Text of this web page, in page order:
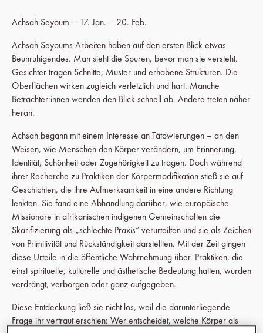
Achsah Seyoum – 17. Jan. – 20. Feb.
Achsah Seyoums Arbeiten haben auf den ersten Blick etwas
Beunruhigendes. Man sieht die Spuren, bevor man sie versteht.
Gesichter tragen Schnitte, Muster und erhabene Strukturen. Die
Oberflächen wirken zugleich verletzlich und hart. Manche
Betrachter:innen wenden den Blick schnell ab. Andere treten näher
heran.
Achsah begann mit einem Interesse an Tätowierungen – an den
Weisen, wie Menschen den Körper verändern, um Erinnerung,
Identität, Schönheit oder Zugehörigkeit zu tragen. Doch während
ihrer Recherche zu Praktiken der Körpermodifikation stieß sie auf
Geschichten, die ihre Aufmerksamkeit in eine andere Richtung
lenkten. Sie fand eine Abhandlung darüber, wie europäische
Missionare in afrikanischen indigenen Gemeinschaften die
Skarifizierung als „schlechte Praxis“ verurteilten und sie als Zeichen
von Primitivität und Rückständigkeit darstellten. Mit der Zeit gingen
diese Urteile in die öffentliche Wahrnehmung über. Praktiken, die
einst spirituelle, kulturelle und ästhetische Bedeutung hatten, wurden
verdrängt, verborgen oder ganz aufgegeben.
Diese Entdeckung ließ sie nicht los, weil die darunterliegende
Frage ihr vertraut erschien: Wer entscheidet, welche Körper als